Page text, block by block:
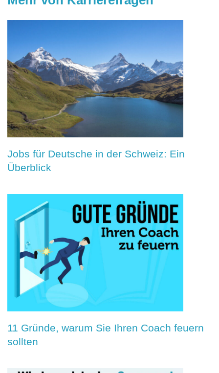
Jobs für Deutsche in der Schweiz: Ein
Überblick
11 Gründe, warum Sie Ihren Coach feuern
sollten